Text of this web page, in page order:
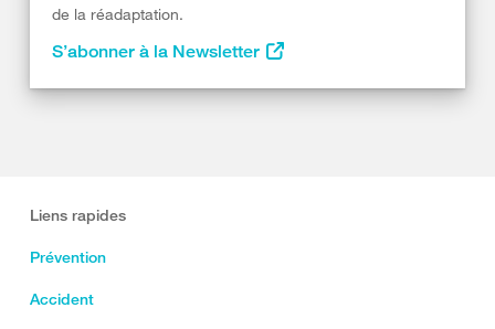
de la réadaptation.
S’abonner à la Newsletter
Liens rapides
Prévention
Accident